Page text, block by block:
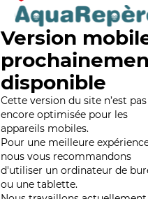
Version
disponible
Cette version du site n’est pas
encore optimisée pour les
appareils mobiles.
Pour une meilleure
nous vous recommandons
d'utiliser un ordinateur de
ou une tablette.